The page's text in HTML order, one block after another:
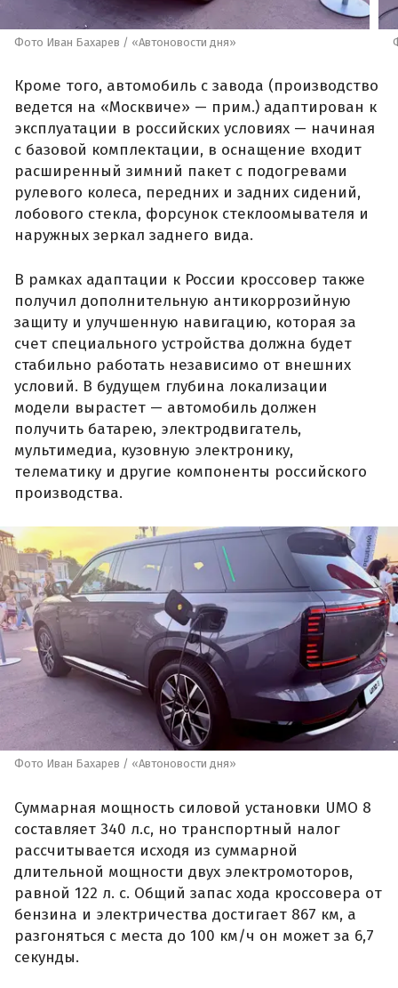
Фото Иван Бахарев / «Автоновости дня»
Кроме того, автомобиль с завода (производство
ведется на «Москвиче» — прим.) адаптирован к
эксплуатации в российских условиях — начиная
с базовой комплектации, в оснащение входит
расширенный зимний пакет с подогревами
рулевого колеса, передних и задних сидений,
лобового стекла, форсунок стеклоомывателя и
наружных зеркал заднего вида.
В рамках адаптации к России кроссовер также
получил дополнительную антикоррозийную
защиту и улучшенную навигацию, которая за
счет специального устройства должна будет
стабильно работать независимо от внешних
условий. В будущем глубина локализации
модели вырастет — автомобиль должен
получить батарею, электродвигатель,
мультимедиа, кузовную электронику,
телематику и другие компоненты российского
производства.
Фото Иван Бахарев / «Автоновости дня»
Суммарная мощность силовой установки UMO 8
составляет 340 л.с, но транспортный налог
рассчитывается исходя из суммарной
длительной мощности двух электромоторов,
равной 122 л. с. Общий запас хода кроссовера от
бензина и электричества достигает 867 км, а
разгоняться с места до 100 км/ч он может за 6,7
секунды.